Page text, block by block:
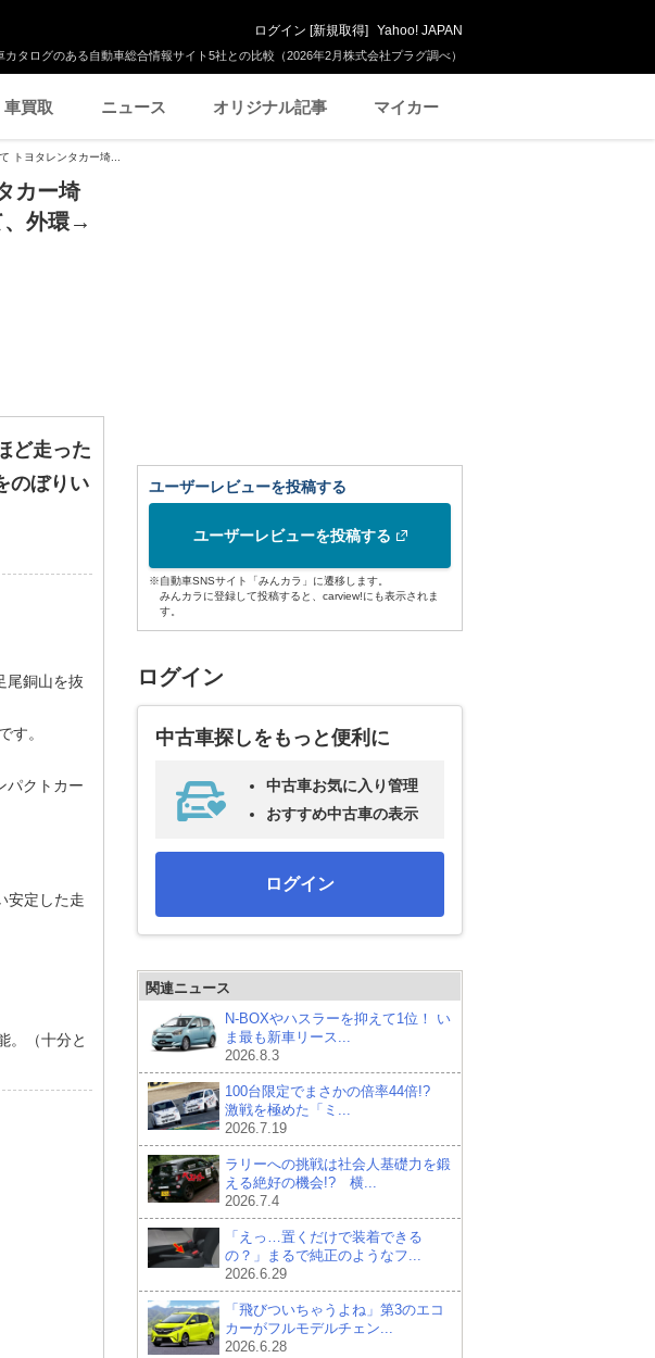
タログのある自動車総合情報サイト5社との比較（2026年2月株式会社プラグ調べ）
ログイン [新規取得] Yahoo! JAPAN
車買取 ニュース オリジナル記事 マイカー
トヨタレンタカー埼...
カー埼
、外環→
ど走った
のぼりい
尾銅山を抜
す。
パクトカー
安定した走
。（十分と
ユーザーレビューを投稿する
ユーザーレビューを投稿する
※自動車SNSサイト「みんカラ」に遷移します。
みんカラに登録して投稿すると、carview!にも表示されま
す。
ログイン
中古車探しをもっと便利に
中古車お気に入り管理
おすすめ中古車の表示
ログイン
関連ニュース
N-BOXやハスラーを抑えて1位！ い
ま最も新車リース...
2026.8.3
100台限定でまさかの倍率44倍!?
激戦を極めた「ミ...
2026.7.19
ラリーへの挑戦は社会人基礎力を鍛
える絶好の機会!? 横...
2026.7.4
「えっ…置くだけで装着できる
の？」まるで純正のようなフ...
2026.6.29
「飛びついちゃうよね」第3のエコ
カーがフルモデルチェン...
2026.6.28